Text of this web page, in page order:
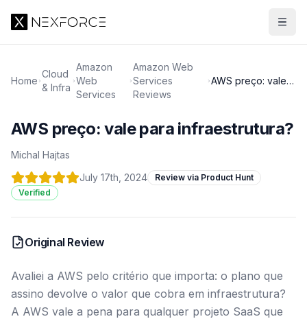
Home
Cloud
& Infra
Amazon
Web
Services
Amazon Web
Services
Reviews
AWS preço: vale
AWS preço: vale para infraestrutura?
Michal Hajtas
July 17th, 2024
Review via Product Hunt
Verified
Original Review
Avaliei a AWS pelo critério que importa: o plano que
assino devolve o valor que cobra em infraestrutura?
A AWS vale a pena para qualquer projeto SaaS que